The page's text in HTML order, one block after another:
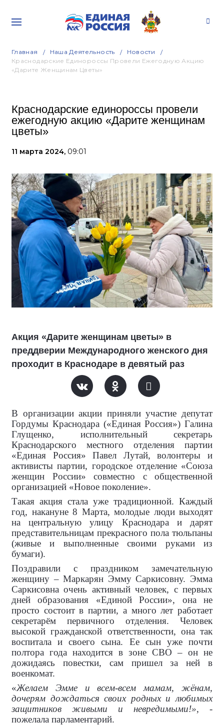
Главная Наша Деятельность
Новости
Краснодарские Единороссы Провели Ежегодную Акцию
«Дарите Женщинам Цветы»
Краснодарские единороссы провели
ежегодную акцию «Дарите женщинам
цветы»
11 марта 2024, 09:01
Акция «Дарите женщинам цветы» в
преддверии Международного женского дня
проходит в Краснодаре в девятый раз
В организации акции приняли участие депутат
Гордумы Краснодара («Единая Россия») Галина
Глущенко, исполнительный секретарь
Краснодарского местного отделения партии
«Единая Россия» Павел Лутай, волонтеры и
активисты партии, городское отделение «Союза
женщин России» совместно с общественной
организацией «Новое поколение».
Такая акция стала уже традиционной. Каждый
год, накануне 8 Марта, молодые люди выходят
на центральную улицу Краснодара и дарят
представительницам прекрасного пола тюльпаны
(живые и выполненные своими руками из
бумаги).
Поздравили с праздником замечательную
женщину – Маркарян Эмму Саркисовну. Эмма
Саркисовна очень активный человек, с первых
дней образования «Единой России», она не
просто состоит в партии, а много лет работает
секретарём первичного отделения. Человек
высокой гражданской ответственности, она так
воспитала и своего сына. Ее сын уже почти
полтора года находится в зоне СВО – он не
дожидаясь повестки, сам пришел за ней в
военкомат.
«Желаем Эмме и всем-всем мамам, жёнам,
дочерям дождаться своих родных и любимых
защитников живыми и невредимыми!», -
пожелала парламентарий.